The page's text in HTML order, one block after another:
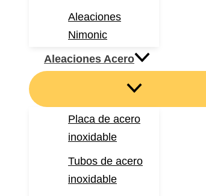
Aleaciones
Nimonic
Aleaciones Acero
Placa de acero
inoxidable
Tubos de acero
inoxidable